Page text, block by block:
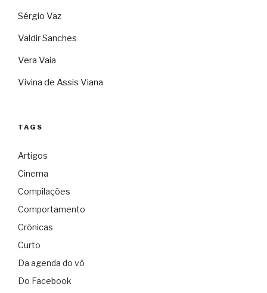
Sérgio Vaz
Valdir Sanches
Vera Vaia
Vivina de Assis Viana
TAGS
Artigos
Cinema
Compilações
Comportamento
Crônicas
Curto
Da agenda do vô
Do Facebook